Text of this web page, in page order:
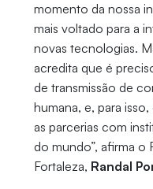
momento da nossa
mais voltado para a
novas tecnologias.
acredita que é
de transmissão de
humana, e, para
as parcerias com
do mundo”, afirma o
Fortaleza, Randal